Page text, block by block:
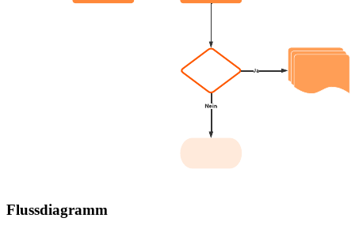
Flussdiagramm